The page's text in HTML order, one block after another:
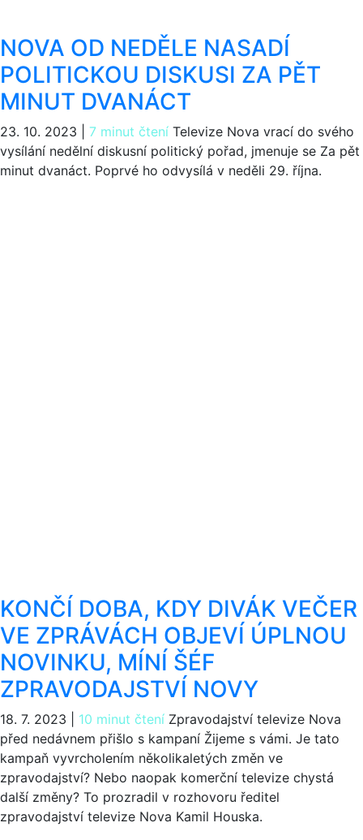
NOVA OD NEDĚLE NASADÍ
POLITICKOU DISKUSI ZA PĚT
MINUT DVANÁCT
23. 10. 2023 7 minut čtení Televize Nova vrací do svého
vysílání nedělní diskusní politický pořad, jmenuje se Za pět
minut dvanáct. Poprvé ho odvysílá v neděli 29. října.
KONČÍ DOBA, KDY DIVÁK VEČER
VE ZPRÁVÁCH OBJEVÍ ÚPLNOU
NOVINKU, MÍNÍ ŠÉF
ZPRAVODAJSTVÍ NOVY
18. 7. 2023 10 minut čtení Zpravodajství televize Nova
před nedávnem přišlo s kampaní Žijeme s vámi. Je tato
kampaň vyvrcholením několikaletých změn ve
zpravodajství? Nebo naopak komerční televize chystá
další změny? To prozradil v rozhovoru ředitel
zpravodajství televize Nova Kamil Houska.